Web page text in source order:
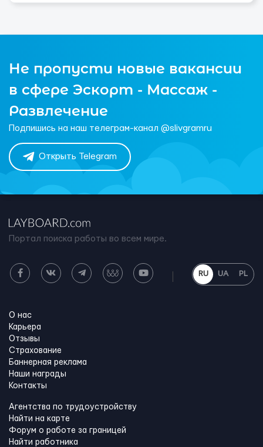
Не пропусти новые вакансии
в сфере Эскорт - Массаж -
Развлечение
Подпишись на наш телеграм-канал @slivgramru
Открыть Telegram
Портал поиска работы во всем мире.
RU UA PL
О нас
Карьера
Отзывы
Страхование
Баннерная реклама
Наши награды
Контакты
Агентства по трудоустройству
Найти на карте
Форум о работе за границей
Найти работника